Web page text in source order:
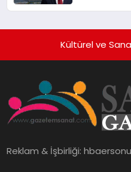
Hayata
Kültürel ve
Reklam & İşbirliği: